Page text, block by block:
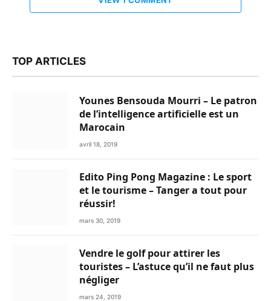
TOP ARTICLES
Younes Bensouda Mourri – Le patron
de l’intelligence artificielle est un
Marocain
avril 18, 2019
Edito Ping Pong Magazine : Le sport
et le tourisme – Tanger a tout pour
réussir!
mars 30, 2019
Vendre le golf pour attirer les
touristes – L’astuce qu’il ne faut plus
négliger
mars 24, 2019